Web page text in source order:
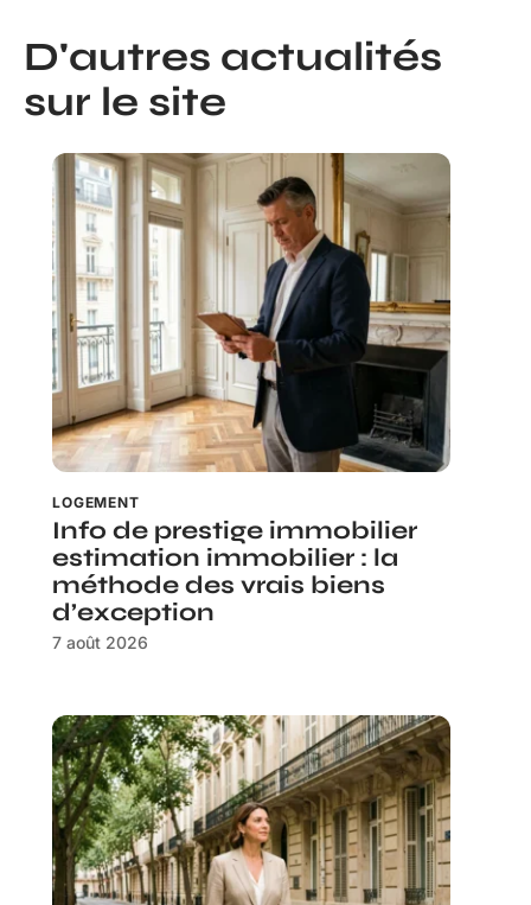
D'autres actualités
sur le site
LOGEMENT
Info de prestige immobilier
estimation immobilier : la
méthode des vrais biens
d’exception
7 août 2026